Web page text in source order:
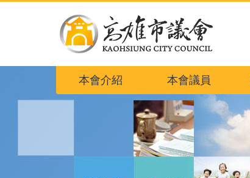
本會介紹 本會議員